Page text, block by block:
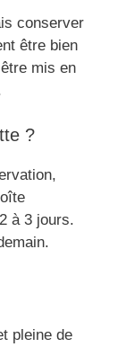
conserver
être bien
mis en
?
à 3 jours.
pleine de